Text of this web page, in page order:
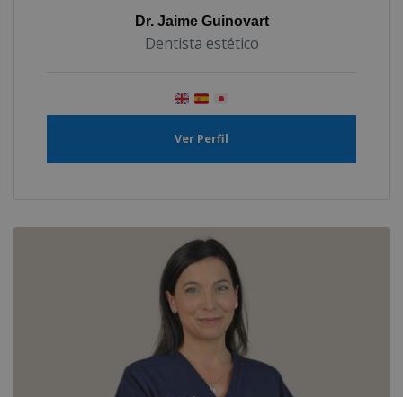
Dr. Jaime Guinovart
Dentista estético
Ver Perfil